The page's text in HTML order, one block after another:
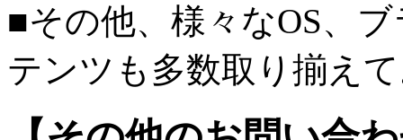
■その他、様々なOS、
テンツも多数取り揃え